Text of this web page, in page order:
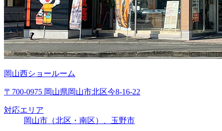
岡山西ショールーム
〒700-0975 岡山県岡山市北区今8-16-22
対応エリア
岡山市（北区・南区）、玉野市